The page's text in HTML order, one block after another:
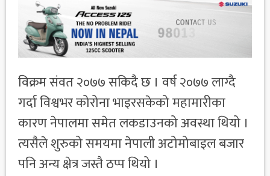
विक्रम संवत २०७७ सकिदै छ । वर्ष २०७७ लाग्दै
गर्दा विश्वभर कोरोना भाइरसकेको महामारीका
कारण नेपालमा समेत लकडाउनको अवस्था थियो ।
त्यसैले शुरुको समयमा नेपाली अटोमोबाइल बजार
पनि अन्य क्षेत्र जस्तै ठप्प थियो ।